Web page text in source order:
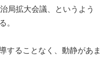
局拡大会議、というよう
。
することなく、動静があま